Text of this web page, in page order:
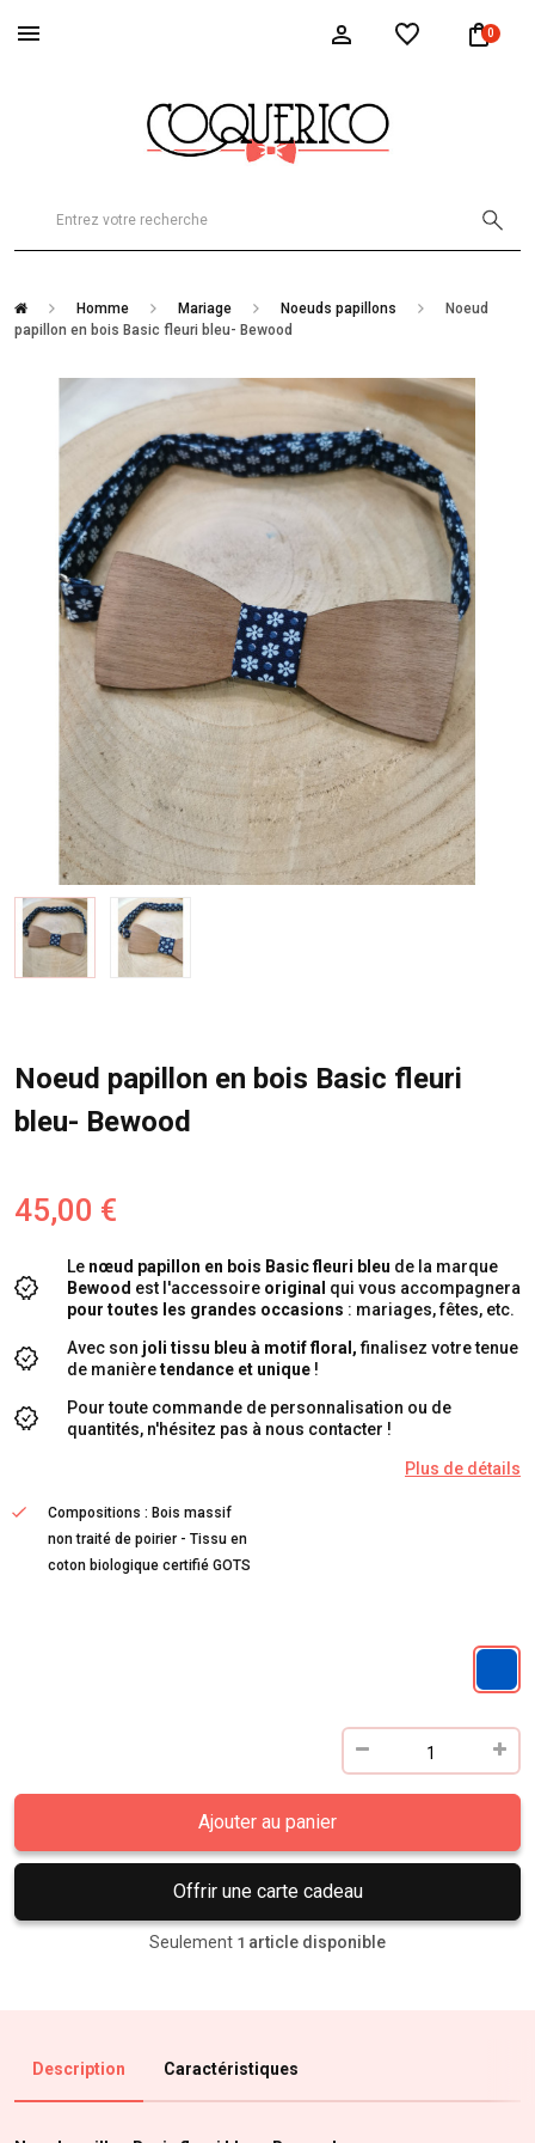
0
Homme Mariage Noeuds papillons
Noeud
papillon en bois Basic fleuri bleu- Bewood
Noeud papillon en bois Basic fleuri
bleu- Bewood
45,00 €
Le nœud papillon en bois Basic fleuri bleu de la marque
Bewood est l'accessoire original qui vous accompagnera
pour toutes les grandes occasions : mariages, fêtes, etc.
Avec son joli tissu bleu à motif floral,finalisez votre tenue
de manièretendance et unique !
Pour toute commande de personnalisation ou de
quantités, n'hésitez pas à nous contacter !
Plus de détails
Compositions : Bois massif
non traité de poirier - Tissu en
coton biologique certifié GOTS
Ajouter au panier
Offrir une carte cadeau
Seulement 1 article disponible
Description Caractéristiques